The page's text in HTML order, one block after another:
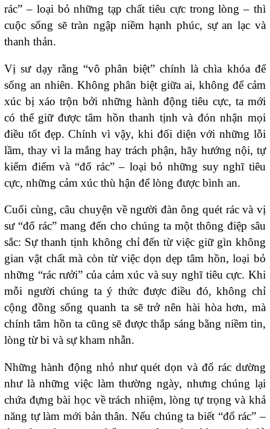
rác” – loại bỏ những tạp chất tiêu cực trong lòng – thì
cuộc sống sẽ tràn ngập niềm hạnh phúc, sự an lạc và
thanh thản.
Vị sư dạy rằng “vô phân biệt” chính là chìa khóa để
sống an nhiên. Không phân biệt giữa ai, không để cảm
xúc bị xáo trộn bởi những hành động tiêu cực, ta mới
có thể giữ được tâm hồn thanh tịnh và đón nhận mọi
điều tốt đẹp. Chính vì vậy, khi đối diện với những lỗi
lầm, thay vì la mắng hay trách phận, hãy hướng nội, tự
kiểm điểm và “đổ rác” – loại bỏ những suy nghĩ tiêu
cực, những cảm xúc thù hận để lòng được bình an.
Cuối cùng, câu chuyện về người đàn ông quét rác và vị
sư “đổ rác” mang đến cho chúng ta một thông điệp sâu
sắc: Sự thanh tịnh không chỉ đến từ việc giữ gìn không
gian vật chất mà còn từ việc dọn dẹp tâm hồn, loại bỏ
những “rác rưởi” của cảm xúc và suy nghĩ tiêu cực. Khi
mỗi người chúng ta ý thức được điều đó, không chỉ
cộng đồng sống quanh ta sẽ trở nên hài hòa hơn, mà
chính tâm hồn ta cũng sẽ được thắp sáng bằng niềm tin,
lòng từ bi và sự kham nhẫn.
Những hành động nhỏ như quét dọn và đổ rác dường
như là những việc làm thường ngày, nhưng chúng lại
chứa đựng bài học về trách nhiệm, lòng tự trọng và khả
năng tự làm mới bản thân. Nếu chúng ta biết “đổ rác” –